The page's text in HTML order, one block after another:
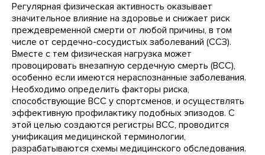
Регулярная физическая активность оказывает
значительное влияние на здоровье и снижает риск
преждевременной смерти от любой причины, в том
числе от сердечно-сосудистых заболеваний (ССЗ).
Вместе с тем физическая нагрузка может
провоцировать внезапную сердечную смерть (ВСС),
особенно если имеются нераспознанные заболевания.
Необходимо определить факторы риска,
способствующие ВСС у спортсменов, и осуществлять
эффективную профилактику подобных эпизодов. С
этой целью создаются регистры ВСС, проводится
унификация медицинской терминологии,
разрабатываются схемы медицинского обследования.